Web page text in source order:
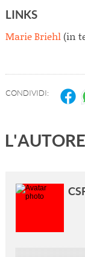
LINKS
Marie Briehl (in
CONDIVIDI:
L'AUTORE